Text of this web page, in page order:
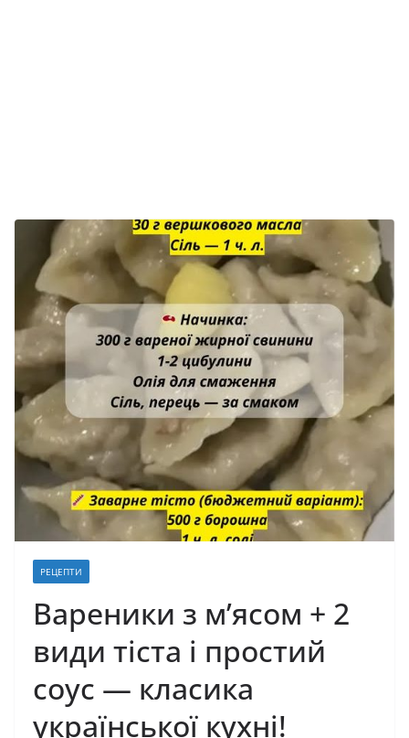
РЕЦЕПТИ
Вареники з м’ясом + 2
види тіста і простий
соус — класика
української кухні!